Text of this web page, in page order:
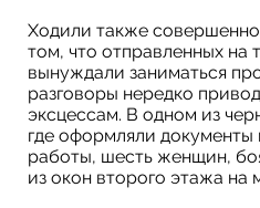
Ходили также
том, что отправленных
вынуждали заниматься
разговоры нередко
эксцессам. В одном из
где оформляли
работы, шесть женщин,
из окон второго этажа на